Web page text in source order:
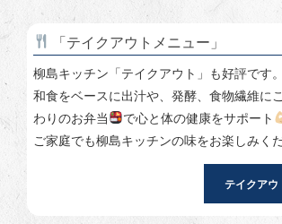
「テイクアウトメニュー」
柳島キッチン「テイクアウト」も好評です。
和食をベースに出汁や、発酵、食物繊維に
わりのお弁当
で心と体の健康をサポート
ご家庭でも柳島キッチンの味をお楽しみくだ
テイクアウ